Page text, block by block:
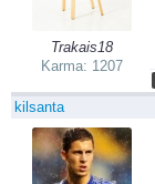
Trakais18
Karma: 1207
kilsanta